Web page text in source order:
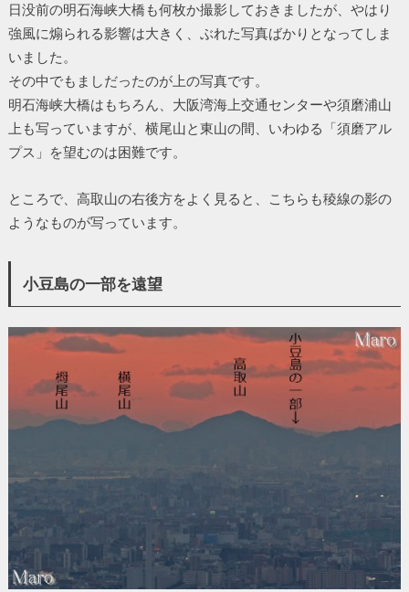
日没前の明石海峡大橋も何枚か撮影しておきましたが、やはり
強風に煽られる影響は大きく、ぶれた写真ばかりとなってしま
いました。
その中でもましだったのが上の写真です。
明石海峡大橋はもちろん、大阪湾海上交通センターや須磨浦山
上も写っていますが、横尾山と東山の間、いわゆる「須磨アル
プス」を望むのは困難です。
ところで、高取山の右後方をよく見ると、こちらも稜線の影の
ようなものが写っています。
小豆島の一部を遠望